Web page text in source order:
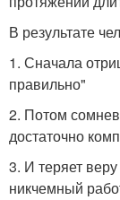
В результате
1. Сначала
правильно"
2. Потом
достаточно
3. И теряет
никчемный